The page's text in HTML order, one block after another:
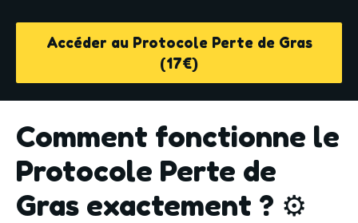
Accéder au Protocole Perte de Gras
(17€)
Comment fonctionne le
Protocole Perte de
Gras exactement ? ⚙️